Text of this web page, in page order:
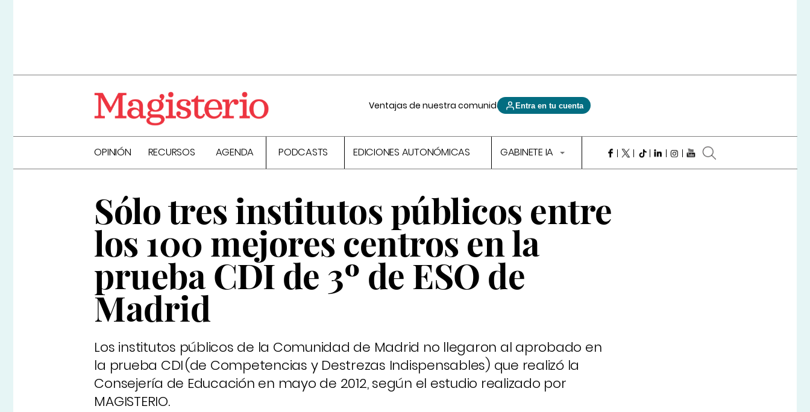
Ventajas de nuestra comunidad Entra en tu cuenta
OPINIÓN RECURSOS AGENDA PODCASTS EDICIONES AUTONÓMICAS GABINETE IA
Sólo tres institutos públicos entre
los 100 mejores centros en la
prueba CDI de 3º de ESO de
Madrid
Los institutos públicos de la Comunidad de Madrid no llegaron al aprobado en
la prueba CDI (de Competencias y Destrezas Indispensables) que realizó la
Consejería de Educación en mayo de 2012, según el estudio realizado por
MAGISTERIO.